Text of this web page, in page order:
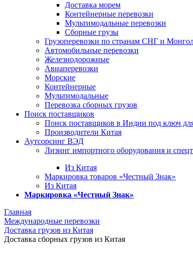
Доставка морем
Контейнерные перевозки
Мультимодальные перевозки
Сборные грузы
Грузоперевозки по странам СНГ и
Автомобильные перевозки
Железнодорожные
Авиаперевозки
Морские
Контейнерные
Мультимодальные
Перевозка сборных грузов
Поиск поставщиков
Поиск поставщиков в Индии под ключ
Производители Китая
Аутсорсинг ВЭД
Лизинг импортного оборудования и
Из Китая
Маркировка товаров «Честный Знак»
Из Китая
Маркировка «Честный Знак»
Главная
Международные перевозки
Доставка грузов из Китая
Доставка сборных грузов из Китая